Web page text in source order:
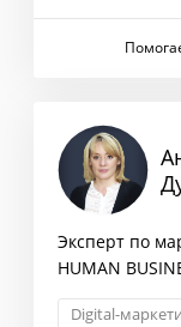
Эксперт по
HUMAN
Digital-